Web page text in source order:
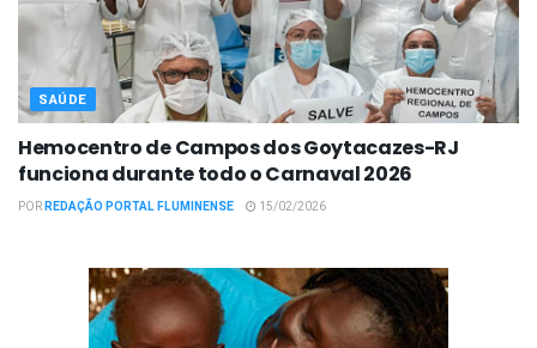
SAÚDE
Hemocentro de Campos dos Goytacazes-RJ
funciona durante todo o Carnaval 2026
PORREDAÇÃO PORTAL FLUMINENSE 15/02/2026